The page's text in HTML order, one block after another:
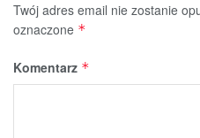
Twój adres email nie zostanie
oznaczone *
Komentarz *